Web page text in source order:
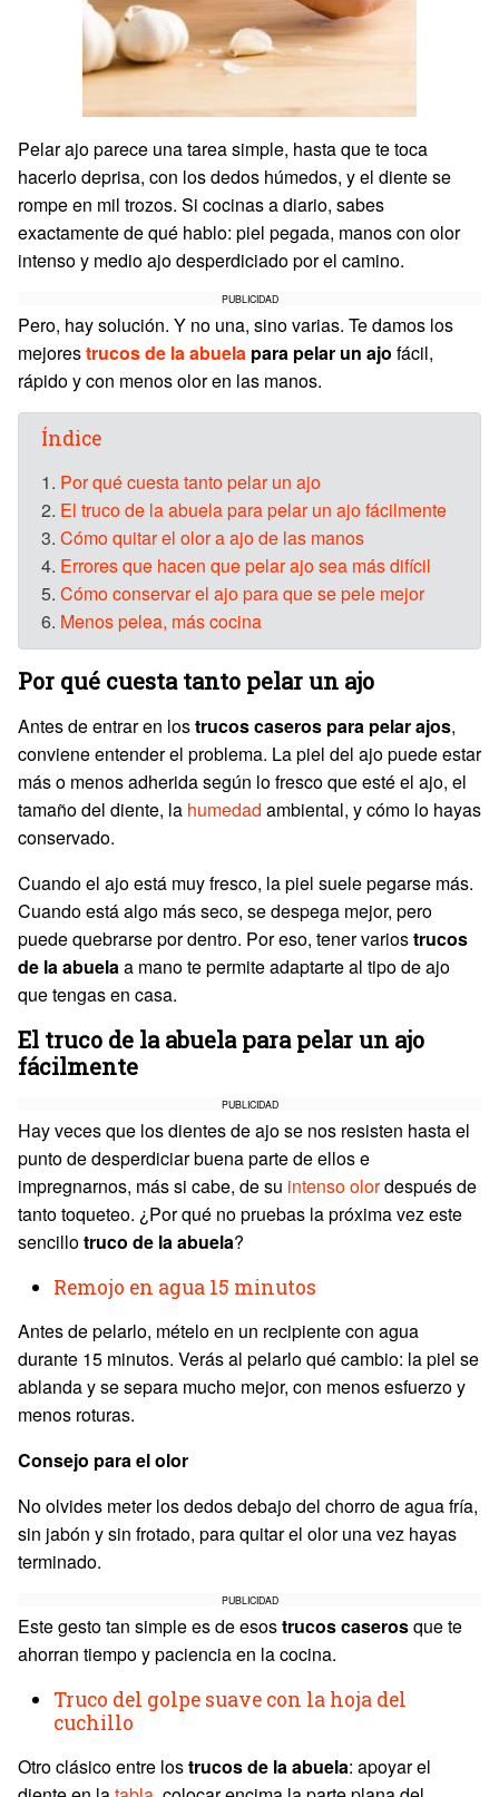
Pelar ajo parece una tarea simple, hasta que te toca
hacerlo deprisa, con los dedos húmedos, y el diente se
rompe en mil trozos. Si cocinas a diario, sabes
exactamente de qué hablo: piel pegada, manos con olor
intenso y medio ajo desperdiciado por el camino.
PUBLICIDAD
Pero, hay solución. Y no una, sino varias. Te damos los
mejorestrucos de la abuela para pelar un ajo fácil,
rápido y con menos olor en las manos.
Índice
1. Por qué cuesta tanto pelar un ajo
2. El truco de la abuela para pelar un ajo fácilmente
3. Cómo quitar el olor a ajo de las manos
4. Errores que hacen que pelar ajo sea más difícil
5. Cómo conservar el ajo para que se pele mejor
6. Menos pelea, más cocina
Por qué cuesta tanto pelar un ajo
Antes de entrar en lostrucos caseros para pelar ajos,
conviene entender el problema. La piel del ajo puede estar
más o menos adherida según lo fresco que esté el ajo, el
tamaño del diente, la humedad ambiental, y cómo lo hayas
conservado.
Cuando el ajo está muy fresco, la piel suele pegarse más.
Cuando está algo más seco, se despega mejor, pero
puede quebrarse por dentro. Por eso, tener variostrucos
de la abuelaa mano te permite adaptarte al tipo de ajo
que tengas en casa.
El truco de la abuela para pelar un ajo
fácilmente
PUBLICIDAD
Hay veces que los dientes de ajo se nos resisten hasta el
punto de desperdiciar buena parte de ellos e
impregnarnos, más si cabe, de su intenso olordespués de
tanto toqueteo. ¿Por qué no pruebas la próxima vez este
sencillotruco de la abuela?
Remojo en agua 15 minutos
Antes de pelarlo, mételo en un recipiente con agua
durante 15 minutos. Verás al pelarlo qué cambio: la piel se
ablanda y se separa mucho mejor, con menos esfuerzo y
menos roturas.
Consejo para el olor
No olvides meter los dedos debajo del chorro de agua fría,
sin jabón y sin frotado, para quitar el olor una vez hayas
terminado.
PUBLICIDAD
Este gesto tan simple es de esostrucos caserosque te
ahorran tiempo y paciencia en la cocina.
Truco del golpe suave con la hoja del
cuchillo
Otro clásico entre lostrucos de la abuela: apoyar el